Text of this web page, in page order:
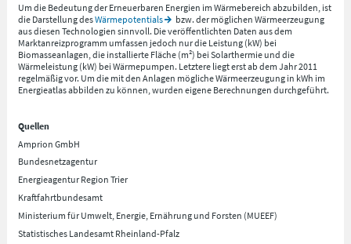
Um die Bedeutung der Erneuerbaren Energien im Wärmebereich abzubilden, ist
die Darstellung desWärmepotentials
bzw. der möglichen Wärmeerzeugung
aus diesen Technologien sinnvoll. Die veröffentlichten Daten aus dem
Marktanreizprogramm umfassen jedoch nur die Leistung (kW) bei
Biomasseanlagen, die installierte Fläche (m²) bei Solarthermie und die
Wärmeleistung (kW) bei Wärmepumpen. Letztere liegt erst ab dem Jahr 2011
regelmäßig vor. Um die mit den Anlagen mögliche Wärmeerzeugung in kWh im
Energieatlas abbilden zu können, wurden eigene Berechnungen durchgeführt.
Quellen
Amprion GmbH
Bundesnetzagentur
Energieagentur Region Trier
Kraftfahrtbundesamt
Ministerium für Umwelt, Energie, Ernährung und Forsten (MUEEF)
Statistisches Landesamt Rheinland-Pfalz